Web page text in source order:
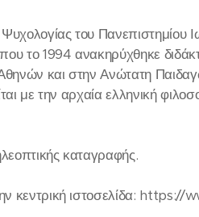
του Πανεπιστημίου
το 1994 ανακηρύχθηκε
και στην Ανώτατη
με την αρχαία ελληνική
καταγραφής.
κεντρική ιστοσελίδα: